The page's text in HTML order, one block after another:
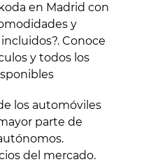
en Madrid con
y
Conoce
y todos los
los automóviles
parte de
del mercado.